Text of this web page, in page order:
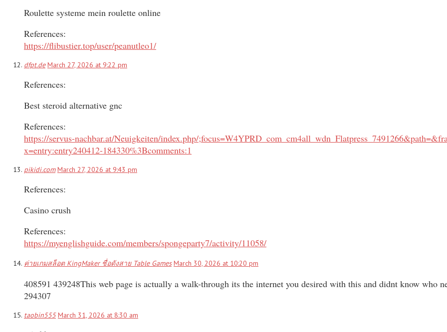
Roulette systeme mein roulette online
References:
https://flibustier.top/user/peanutleo1/
dfpt.de March 27, 2026 at 9:22 pm
References:
Best steroid alternative gnc
References:
https://servus-nachbar.at/Neuigkeiten/index.php/
x=entry:entry240412-184330%3Bcomments:1
pikidi.com March 27, 2026 at 9:43 pm
References:
Casino crush
References:
https://myenglishguide.com/members/spongeparty7/activity/11058/
ค่ายเกมสล็อต KingMaker ชื่อดังสาย Table Games March 30, 2026 at 10:20 pm
408591 439248This web page is actually a walk-through its the internet you desired with this and didnt know who
294307
taobin555 March 31, 2026 at 8:30 am